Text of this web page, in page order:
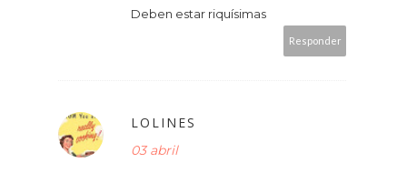
Deben estar riquísimas
Responder
LOLINES
03 abril